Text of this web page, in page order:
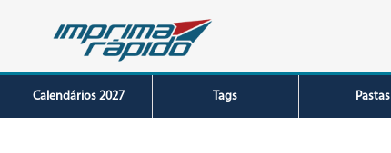
Calendários 2027 Tags Pastas